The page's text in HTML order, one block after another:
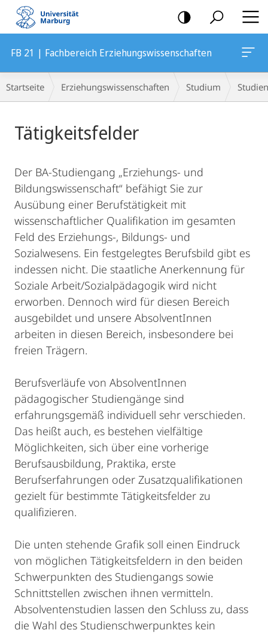
Mobile-
Navigation
FB 21 | Fachbereich Erziehungswissenschaften
Breadcrumb-
Navigation
Startseite Erziehungswissenschaften Studium
Tätigkeitsfelder
Der BA-Studiengang „Erziehungs- und
Bildungswissenschaft“ befähigt Sie zur
Ausübung einer Berufs­tätigkeit mit
wissenschaftlicher Qualifikation im gesamten
Feld des Erziehungs-, Bildungs- und
Sozialwesens. Ein festgelegtes Berufsbild gibt es
indessen nicht. Die staatliche Anerkennung für
Soziale Arbeit/Sozialpädagogik wird nicht
erworben. Dennoch wird für diesen Bereich
ausgebildet und unsere AbsolventInnen
arbeiten in diesen Bereich, insbesondere bei
freien Trägern.
Berufsverläufe von AbsolventInnen
pädagogischer Studiengänge sind
erfahrungsgemäß individuell sehr verschieden.
Das heißt auch, es bestehen vielfältige
Möglichkeiten, sich über eine vorherige
Berufsausbildung, Praktika, erste
Berufserfahrungen oder Zusatzqualifikationen
gezielt für bestimmte Tätigkeitsfelder zu
qualifizieren.
Die unten stehende Grafik soll einen Eindruck
von möglichen Tätigkeitsfeldern in den beiden
Schwerpunkten des Studiengangs sowie
Schnittstellen zwischen ihnen vermitteln.
Absolventenstudien lassen den Schluss zu, dass
die Wahl des Studienschwerpunktes kein